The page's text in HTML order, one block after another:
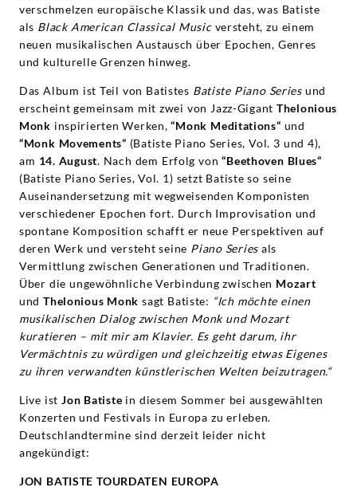
verschmelzen europäische Klassik und das, was Batiste
als Black American Classical Music versteht, zu einem
neuen musikalischen Austausch über Epochen, Genres
und kulturelle Grenzen hinweg.
Das Album ist Teil von Batistes Batiste Piano Seriesund
erscheint gemeinsam mit zwei von Jazz-GigantThelonious
Monk inspirierten Werken,“Monk Meditations“ und
“Monk Movements“ (Batiste Piano Series, Vol. 3 und 4),
am 14. August. Nach dem Erfolg von“Beethoven Blues“
(Batiste Piano Series, Vol. 1) setzt Batiste so seine
Auseinandersetzung mit wegweisenden Komponisten
verschiedener Epochen fort. Durch Improvisation und
spontane Komposition schafft er neue Perspektiven auf
deren Werk und versteht seine Piano Seriesals
Vermittlung zwischen Generationen und Traditionen.
Über die ungewöhnliche Verbindung zwischen Mozart
undThelonious Monk sagt Batiste: “Ich möchte einen
musikalischen Dialog zwischen Monk und Mozart
kuratieren – mit mir am Klavier. Es geht darum, ihr
Vermächtnis zu würdigen und gleichzeitig etwas Eigenes
zu ihren verwandten künstlerischen Welten beizutragen.“
Live istJon Batiste in diesem Sommer bei ausgewählten
Konzerten und Festivals in Europa zu erleben.
Deutschlandtermine sind derzeit leider nicht
angekündigt:
JON BATISTE TOURDATEN EUROPA